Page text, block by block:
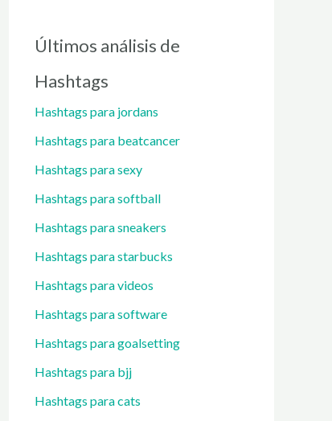
Últimos análisis de
Hashtags
Hashtags para jordans
Hashtags para beatcancer
Hashtags para sexy
Hashtags para softball
Hashtags para sneakers
Hashtags para starbucks
Hashtags para videos
Hashtags para software
Hashtags para goalsetting
Hashtags para bjj
Hashtags para cats